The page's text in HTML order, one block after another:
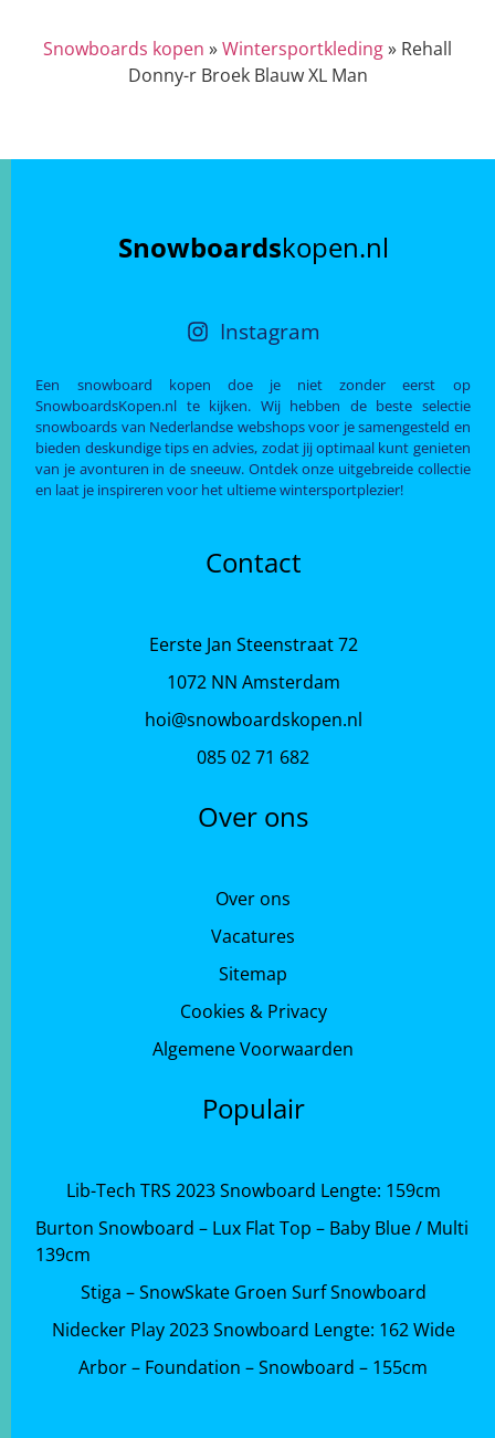
Snowboards kopen »Wintersportkleding» Rehall
Donny-r Broek Blauw XL Man
Snowboardskopen.nl
Instagram
Een snowboard kopen doe je niet zonder eerst op
SnowboardsKopen.nl te kijken. Wij hebben de beste selectie
snowboards van Nederlandse webshops voor je samengesteld en
bieden deskundige tips en advies, zodat jij optimaal kunt genieten
van je avonturen in de sneeuw. Ontdek onze uitgebreide collectie
en laat je inspireren voor het ultieme wintersportplezier!
Contact
Eerste Jan Steenstraat 72
1072 NN Amsterdam
hoi@snowboardskopen.nl
085 02 71 682
Over ons
Over ons
Vacatures
Sitemap
Cookies & Privacy
Algemene Voorwaarden
Populair
Lib-Tech TRS 2023 Snowboard Lengte: 159cm
Burton Snowboard – Lux Flat Top – Baby Blue / Multi
139cm
Stiga – SnowSkate Groen Surf Snowboard
Nidecker Play 2023 Snowboard Lengte: 162 Wide
Arbor – Foundation – Snowboard – 155cm